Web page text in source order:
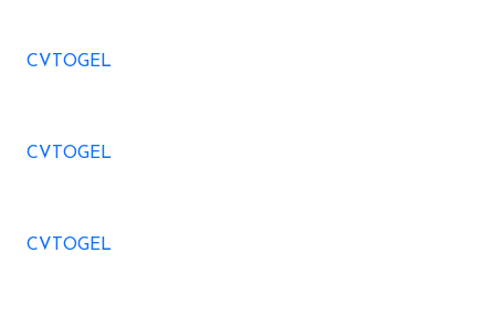
CVTOGEL
CVTOGEL
CVTOGEL